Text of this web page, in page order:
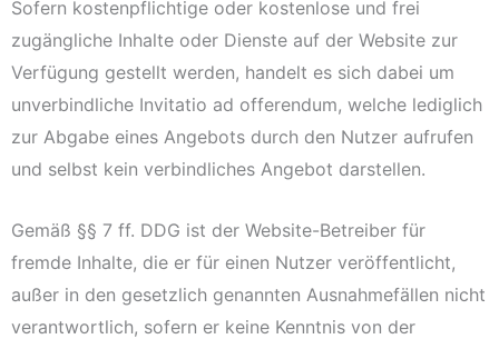
Sofern kostenpflichtige oder kostenlose und frei
zugängliche Inhalte oder Dienste auf der Website zur
Verfügung gestellt werden, handelt es sich dabei um
unverbindliche Invitatio ad offerendum, welche lediglich
zur Abgabe eines Angebots durch den Nutzer aufrufen
und selbst kein verbindliches Angebot darstellen.
Gemäß §§ 7 ff. DDG ist der Website-Betreiber für
fremde Inhalte, die er für einen Nutzer veröffentlicht,
außer in den gesetzlich genannten Ausnahmefällen nicht
verantwortlich, sofern er keine Kenntnis von der